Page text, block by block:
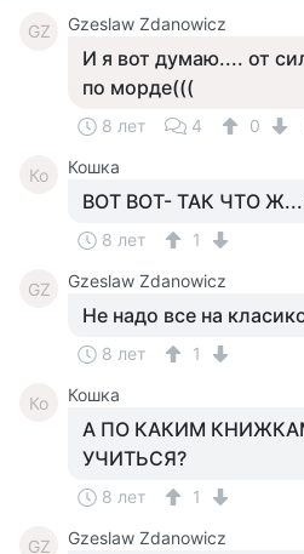
GZ Gzeslaw Zdanowicz
И я вот думаю.... от
по морде(((
8 лет 4 0
Ко Кошка
ВОТ ВОТ- ТАК ЧТО
8 лет 1
GZ Gzeslaw Zdanowicz
Не надо все на
8 лет 1
Ко Кошка
А ПО КАКИМ
УЧИТЬСЯ?
8 лет 1
GZ Gzeslaw Zdanowicz